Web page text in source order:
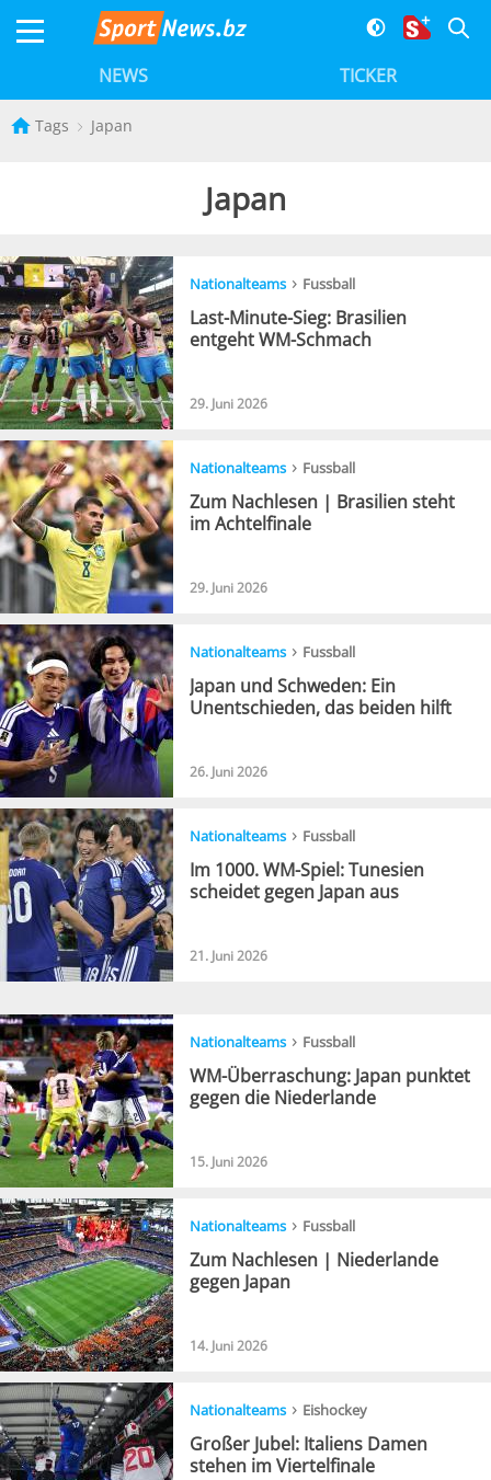
NEWS TICKER
Tags Japan
Japan
Nationalteams › Fussball
Last-Minute-Sieg: Brasilien
entgeht WM-Schmach
29. Juni 2026
Nationalteams › Fussball
Zum Nachlesen | Brasilien steht
im Achtelfinale
29. Juni 2026
Nationalteams › Fussball
Japan und Schweden: Ein
Unentschieden, das beiden hilft
26. Juni 2026
Nationalteams › Fussball
Im 1000. WM-Spiel: Tunesien
scheidet gegen Japan aus
21. Juni 2026
Nationalteams › Fussball
WM-Überraschung: Japan punktet
gegen die Niederlande
15. Juni 2026
Nationalteams › Fussball
Zum Nachlesen | Niederlande
gegen Japan
14. Juni 2026
Nationalteams › Eishockey
Großer Jubel: Italiens Damen
stehen im Viertelfinale